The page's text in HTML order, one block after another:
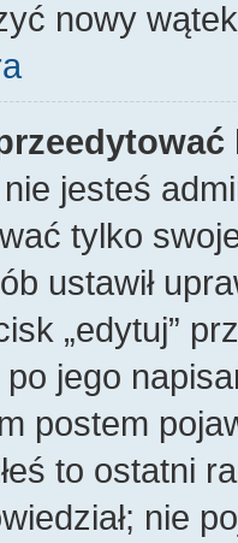
nowy
jesteś
tylko
ustawił
„edytuj”
jego
postem
to ostatni
nie